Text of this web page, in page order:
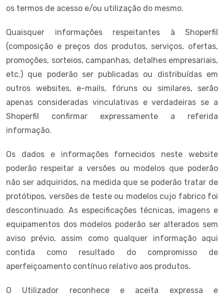
os termos de acesso e/ou utilização do mesmo.
Quaisquer informações respeitantes à Shoperfil
(composição e preços dos produtos, serviços, ofertas,
promoções, sorteios, campanhas, detalhes empresariais,
etc.) que poderão ser publicadas ou distribuídas em
outros websites, e-mails, fóruns ou similares, serão
apenas consideradas vinculativas e verdadeiras se a
Shoperfil confirmar expressamente a referida
informação.
Os dados e informações fornecidos neste website
poderão respeitar a versões ou modelos que poderão
não ser adquiridos, na medida que se poderão tratar de
protótipos, versões de teste ou modelos cujo fabrico foi
descontinuado. As especificações técnicas, imagens e
equipamentos dos modelos poderão ser alterados sem
aviso prévio, assim como qualquer informação aqui
contida como resultado do compromisso de
aperfeiçoamento contínuo relativo aos produtos.
O Utilizador reconhece e aceita expressa e